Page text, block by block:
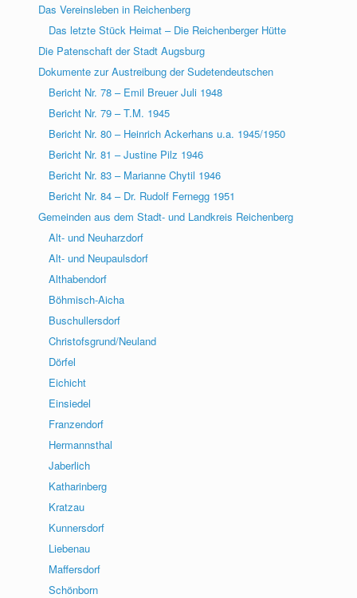
Das Vereinsleben in Reichenberg
Das letzte Stück Heimat – Die Reichenberger Hütte
Die Patenschaft der Stadt Augsburg
Dokumente zur Austreibung der Sudetendeutschen
Bericht Nr. 78 – Emil Breuer Juli 1948
Bericht Nr. 79 – T.M. 1945
Bericht Nr. 80 – Heinrich Ackerhans u.a. 1945/1950
Bericht Nr. 81 – Justine Pilz 1946
Bericht Nr. 83 – Marianne Chytil 1946
Bericht Nr. 84 – Dr. Rudolf Fernegg 1951
Gemeinden aus dem Stadt- und Landkreis Reichenberg
Alt- und Neuharzdorf
Alt- und Neupaulsdorf
Althabendorf
Böhmisch-Aicha
Buschullersdorf
Christofsgrund/Neuland
Dörfel
Eichicht
Einsiedel
Franzendorf
Hermannsthal
Jaberlich
Katharinberg
Kratzau
Kunnersdorf
Liebenau
Maffersdorf
Schönborn